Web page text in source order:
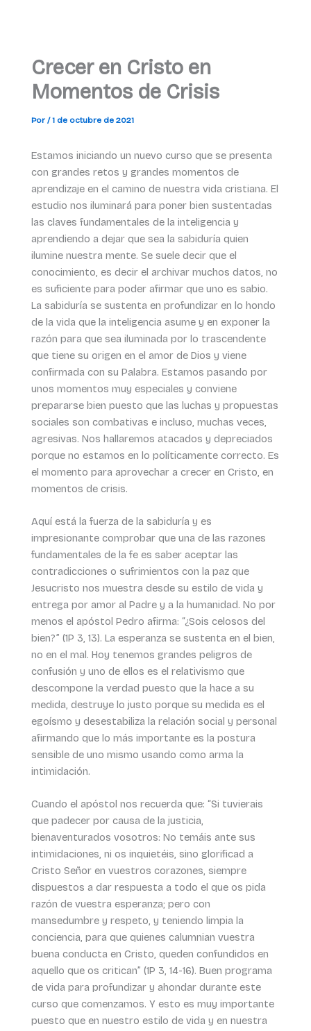
Crecer en Cristo en
Momentos de Crisis
Por /1 de octubre de 2021
Estamos iniciando un nuevo curso que se presenta
con grandes retos y grandes momentos de
aprendizaje en el camino de nuestra vida cristiana. El
estudio nos iluminará para poner bien sustentadas
las claves fundamentales de la inteligencia y
aprendiendo a dejar que sea la sabiduría quien
ilumine nuestra mente. Se suele decir que el
conocimiento, es decir el archivar muchos datos, no
es suficiente para poder afirmar que uno es sabio.
La sabiduría se sustenta en profundizar en lo hondo
de la vida que la inteligencia asume y en exponer la
razón para que sea iluminada por lo trascendente
que tiene su origen en el amor de Dios y viene
confirmada con su Palabra. Estamos pasando por
unos momentos muy especiales y conviene
prepararse bien puesto que las luchas y propuestas
sociales son combativas e incluso, muchas veces,
agresivas. Nos hallaremos atacados y depreciados
porque no estamos en lo políticamente correcto. Es
el momento para aprovechar a crecer en Cristo, en
momentos de crisis.
Aquí está la fuerza de la sabiduría y es
impresionante comprobar que una de las razones
fundamentales de la fe es saber aceptar las
contradicciones o sufrimientos con la paz que
Jesucristo nos muestra desde su estilo de vida y
entrega por amor al Padre y a la humanidad. No por
menos el apóstol Pedro afirma: “¿Sois celosos del
bien?” (1P 3, 13). La esperanza se sustenta en el bien,
no en el mal. Hoy tenemos grandes peligros de
confusión y uno de ellos es el relativismo que
descompone la verdad puesto que la hace a su
medida, destruye lo justo porque su medida es el
egoísmo y desestabiliza la relación social y personal
afirmando que lo más importante es la postura
sensible de uno mismo usando como arma la
intimidación.
Cuando el apóstol nos recuerda que: “Si tuvierais
que padecer por causa de la justicia,
bienaventurados vosotros: No temáis ante sus
intimidaciones, ni os inquietéis, sino glorificad a
Cristo Señor en vuestros corazones, siempre
dispuestos a dar respuesta a todo el que os pida
razón de vuestra esperanza; pero con
mansedumbre y respeto, y teniendo limpia la
conciencia, para que quienes calumnian vuestra
buena conducta en Cristo, queden confundidos en
aquello que os critican” (1P 3, 14-16). Buen programa
de vida para profundizar y ahondar durante este
curso que comenzamos. Y esto es muy importante
puesto que en nuestro estilo de vida y en nuestra